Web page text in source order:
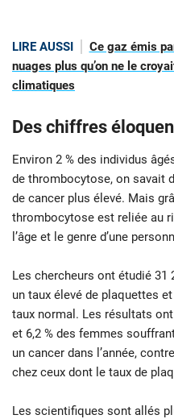
LIRE AUSSI
Ce gaz émis
nuages plus qu’on ne le
climatiques
Des chiffres
Environ 2 % des individus
de thrombocytose, on savait
de cancer plus élevé. Mais
thrombocytose est reliée au
l’âge et le genre d’une
Les chercheurs ont étudié
un taux élevé de plaquettes
taux normal. Les résultats
et 6,2 % des femmes
un cancer dans l’année,
chez ceux dont le taux de
Les scientifiques sont allés